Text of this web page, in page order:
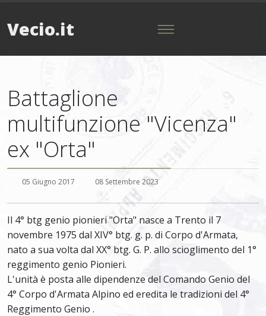
Vecio.it
Battaglione
multifunzione "Vicenza"
ex "Orta"
05 Giugno 2017 08 Settembre 2023
Il 4° btg genio pionieri "Orta" nasce a Trento il 7
novembre 1975 dal XIV° btg. g. p. di Corpo d'Armata,
nato a sua volta dal XX° btg. G. P. allo scioglimento del 1°
reggimento genio Pionieri.
L'unità è posta alle dipendenze del Comando Genio del
4° Corpo d'Armata Alpino ed eredita le tradizioni del 4°
Reggimento Genio .